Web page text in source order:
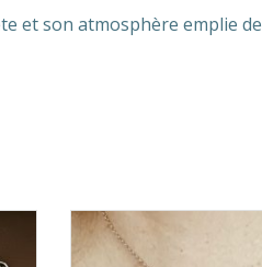
et son atmosphère emplie de